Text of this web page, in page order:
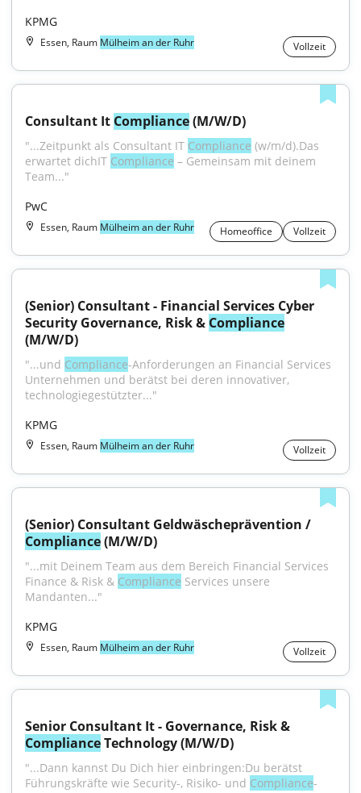
KPMG
Essen, Raum Mülheim an der Ruhr Vollzeit
Consultant It Compliance (M/W/D)
"...Zeitpunkt als Consultant IT Compliance (w/m/d).Das
erwartet dichIT Compliance – Gemeinsam mit deinem
Team..."
PwC
Essen, Raum Mülheim an der Ruhr Homeoffice Vollzeit
(Senior) Consultant - Financial Services Cyber
Security Governance, Risk & Compliance
(M/W/D)
"...und Compliance-Anforderungen an Financial Services
Unternehmen und berätst bei deren innovativer,
technologiegestützter..."
KPMG
Essen, Raum Mülheim an der Ruhr Vollzeit
Compliance (M/W/D)
"...mit Deinem Team aus dem Bereich Financial Services
Finance & Risk & Compliance Services unsere
Mandanten..."
KPMG
Essen, Raum Mülheim an der Ruhr Vollzeit
Compliance Technology (M/W/D)
"...Dann kannst Du Dich hier einbringen:Du berätst
Führungskräfte wie Security-, Risiko- und Compliance-